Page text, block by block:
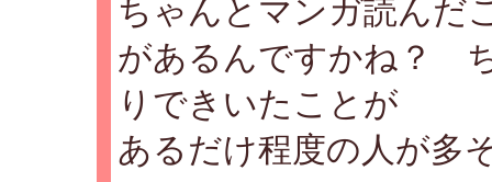
ちゃんとマンガ読んだ
があるんですかね？
りできいたことが
あるだけ程度の人が多